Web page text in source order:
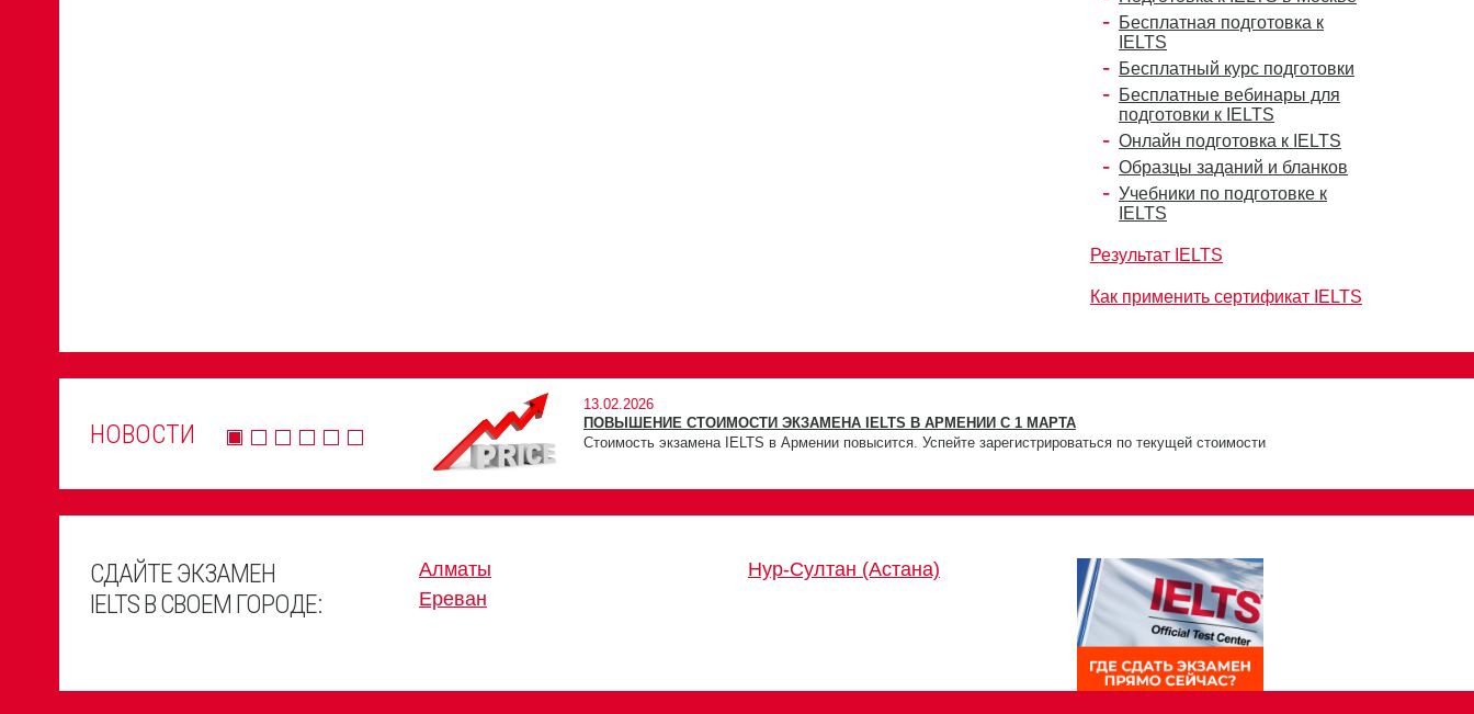
Бесплатная подготовка к
IELTS
Бесплатный курс подготовки
Бесплатные вебинары для
подготовки к IELTS
Онлайн подготовка к IELTS
Образцы заданий и бланков
Учебники по подготовке к
IELTS
Результат IELTS
Как применить сертификат IELTS
НОВОСТИ
13.02.2026
ПОВЫШЕНИЕ СТОИМОСТИ ЭКЗАМЕНА IELTS В АРМЕНИИ С 1 МАРТА
Стоимость экзамена IELTS в Армении повысится. Успейте зарегистрироваться по текущей стоимости
СДАЙТЕ ЭКЗАМЕН
IELTS В СВОЕМ ГОРОДЕ:
Алматы
Ереван
Нур-Султан (Астана)